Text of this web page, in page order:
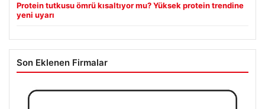
Protein tutkusu ömrü kısaltıyor mu? Yüksek protein trendine
yeni uyarı
Son Eklenen Firmalar